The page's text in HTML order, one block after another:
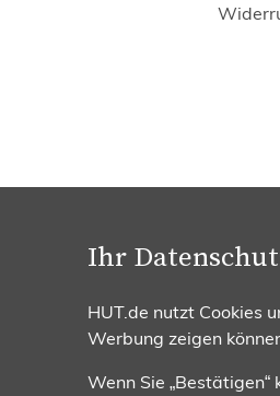
Ihr
HUT.de nutzt Cookies
Werbung zeigen
Wenn Sie
Beratung &
0251 / 932 169 95
Mo. - Fr. 08:00 - 17:00